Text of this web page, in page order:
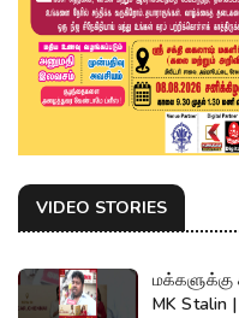
VIDEO STORIES
மக்களுக்கு
MK Stalin